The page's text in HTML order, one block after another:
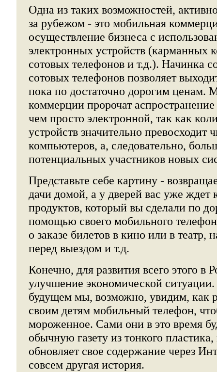
Одна из таких возможностей,
за рубежом - это мобильная
осуществление бизнеса с
электронных устройств (карманных
сотовых телефонов и т.д.). Начинка
сотовых телефонов позволяет
пока по достаточно дорогим ценам.
коммерции пророчат
чем просто электронной, так как
устройств значительно превосходит
компьютеров, а, следовательно,
потенциальных участников новых
Представьте себе картину -
дачи домой, а у дверей вас уже ждет
продуктов, который вы сделали по
помощью своего мобильного
о заказе билетов в кино или в театр,
перед выездом и т.д.
Конечно, для развития всего этого в
улучшение экономической ситуации.
будущем мы, возможно, увидим, как
своим детям мобильный телефон,
мороженное. Сами они в это время
обычную газету из тонкого
обновляет свое содержание через
совсем другая история.